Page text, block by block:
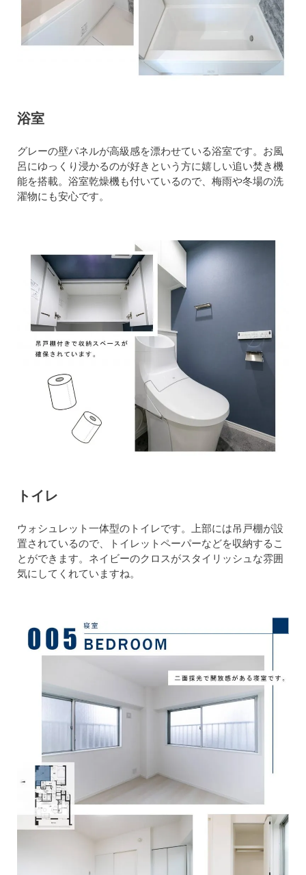
浴室
グレーの壁パネルが高級感を漂わせている浴室です。お風
呂にゆっくり浸かるのが好きという方に嬉しい追い焚き機
能を搭載。浴室乾燥機も付いているので、梅雨や冬場の洗
濯物にも安心です。
トイレ
ウォシュレット一体型のトイレです。上部には吊戸棚が設
置されているので、トイレットペーパーなどを収納するこ
とができます。ネイビーのクロスがスタイリッシュな雰囲
気にしてくれていますね。